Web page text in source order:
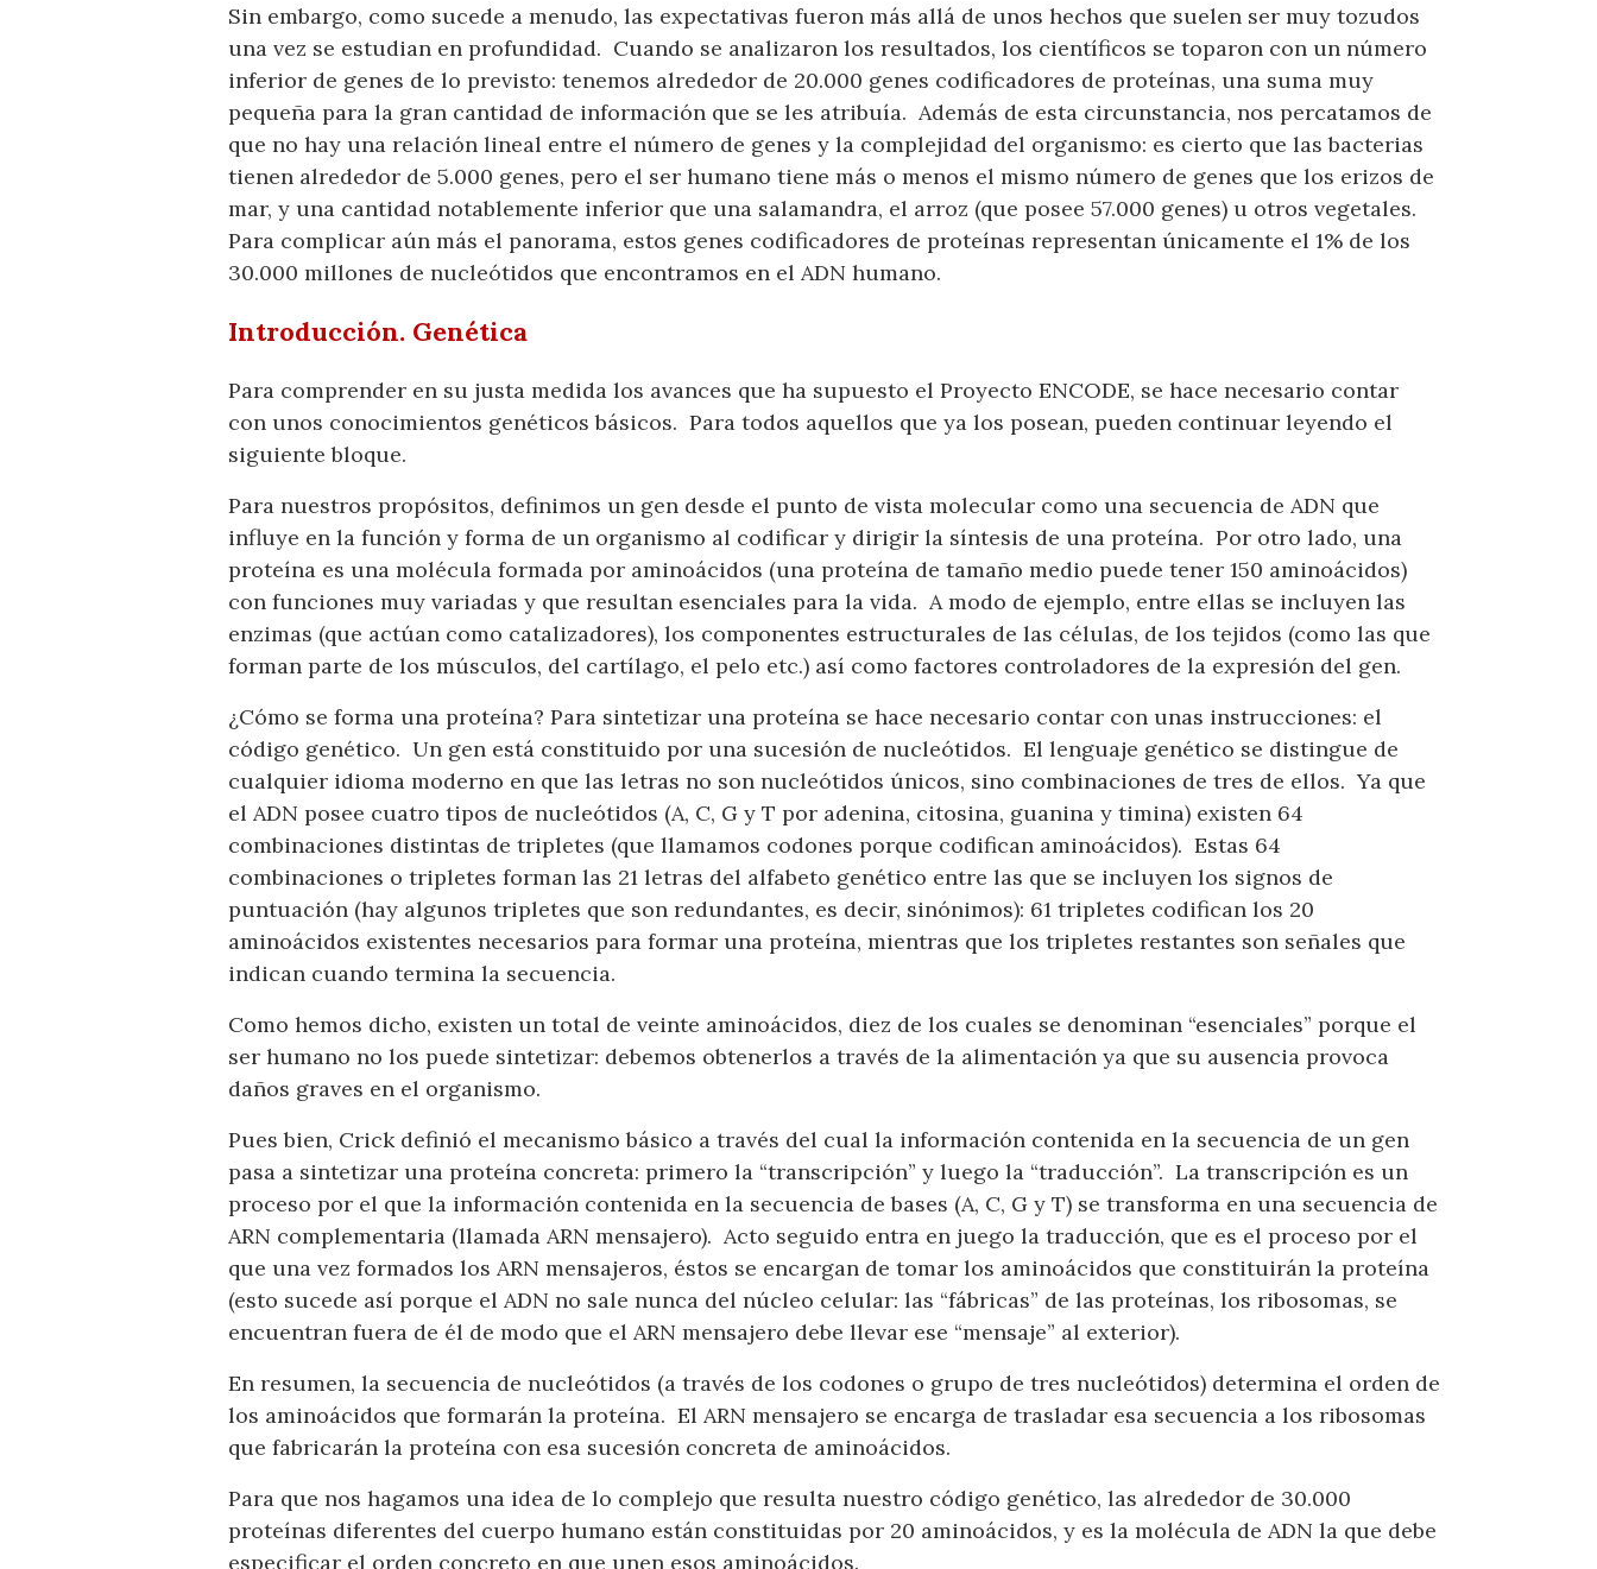
Sin embargo, como sucede a menudo, las expectativas fueron más allá de unos hechos que suelen ser muy tozudos
una vez se estudian en profundidad. Cuando se analizaron los resultados, los científicos se toparon con un número
inferior de genes de lo previsto: tenemos alrededor de 20.000 genes codificadores de proteínas, una suma muy
pequeña para la gran cantidad de información que se les atribuía. Además de esta circunstancia, nos percatamos de
que no hay una relación lineal entre el número de genes y la complejidad del organismo: es cierto que las bacterias
tienen alrededor de 5.000 genes, pero el ser humano tiene más o menos el mismo número de genes que los erizos de
mar, y una cantidad notablemente inferior que una salamandra, el arroz (que posee 57.000 genes) u otros vegetales.
Para complicar aún más el panorama, estos genes codificadores de proteínas representan únicamente el 1% de los
30.000 millones de nucleótidos que encontramos en el ADN humano.
Introducción. Genética
Para comprender en su justa medida los avances que ha supuesto el Proyecto ENCODE, se hace necesario contar
con unos conocimientos genéticos básicos. Para todos aquellos que ya los posean, pueden continuar leyendo el
siguiente bloque.
Para nuestros propósitos, definimos un gen desde el punto de vista molecular como una secuencia de ADN que
influye en la función y forma de un organismo al codificar y dirigir la síntesis de una proteína. Por otro lado, una
proteína es una molécula formada por aminoácidos (una proteína de tamaño medio puede tener 150 aminoácidos)
con funciones muy variadas y que resultan esenciales para la vida. A modo de ejemplo, entre ellas se incluyen las
enzimas (que actúan como catalizadores), los componentes estructurales de las células, de los tejidos (como las que
forman parte de los músculos, del cartílago, el pelo etc.) así como factores controladores de la expresión del gen.
¿Cómo se forma una proteína? Para sintetizar una proteína se hace necesario contar con unas instrucciones: el
código genético. Un gen está constituido por una sucesión de nucleótidos. El lenguaje genético se distingue de
cualquier idioma moderno en que las letras no son nucleótidos únicos, sino combinaciones de tres de ellos. Ya que
el ADN posee cuatro tipos de nucleótidos (A, C, G y T por adenina, citosina, guanina y timina) existen 64
combinaciones distintas de tripletes (que llamamos codones porque codifican aminoácidos). Estas 64
combinaciones o tripletes forman las 21 letras del alfabeto genético entre las que se incluyen los signos de
puntuación (hay algunos tripletes que son redundantes, es decir, sinónimos): 61 tripletes codifican los 20
aminoácidos existentes necesarios para formar una proteína, mientras que los tripletes restantes son señales que
indican cuando termina la secuencia.
Como hemos dicho, existen un total de veinte aminoácidos, diez de los cuales se denominan “esenciales” porque el
ser humano no los puede sintetizar: debemos obtenerlos a través de la alimentación ya que su ausencia provoca
daños graves en el organismo.
Pues bien, Crick definió el mecanismo básico a través del cual la información contenida en la secuencia de un gen
pasa a sintetizar una proteína concreta: primero la “transcripción” y luego la “traducción”. La transcripción es un
proceso por el que la información contenida en la secuencia de bases (A, C, G y T) se transforma en una secuencia de
ARN complementaria (llamada ARN mensajero). Acto seguido entra en juego la traducción, que es el proceso por el
que una vez formados los ARN mensajeros, éstos se encargan de tomar los aminoácidos que constituirán la proteína
(esto sucede así porque el ADN no sale nunca del núcleo celular: las “fábricas” de las proteínas, los ribosomas, se
encuentran fuera de él de modo que el ARN mensajero debe llevar ese “mensaje” al exterior).
En resumen, la secuencia de nucleótidos (a través de los codones o grupo de tres nucleótidos) determina el orden de
los aminoácidos que formarán la proteína. El ARN mensajero se encarga de trasladar esa secuencia a los ribosomas
que fabricarán la proteína con esa sucesión concreta de aminoácidos.
Para que nos hagamos una idea de lo complejo que resulta nuestro código genético, las alrededor de 30.000
proteínas diferentes del cuerpo humano están constituidas por 20 aminoácidos, y es la molécula de ADN la que debe
especificar el orden concreto en que unen esos aminoácidos.